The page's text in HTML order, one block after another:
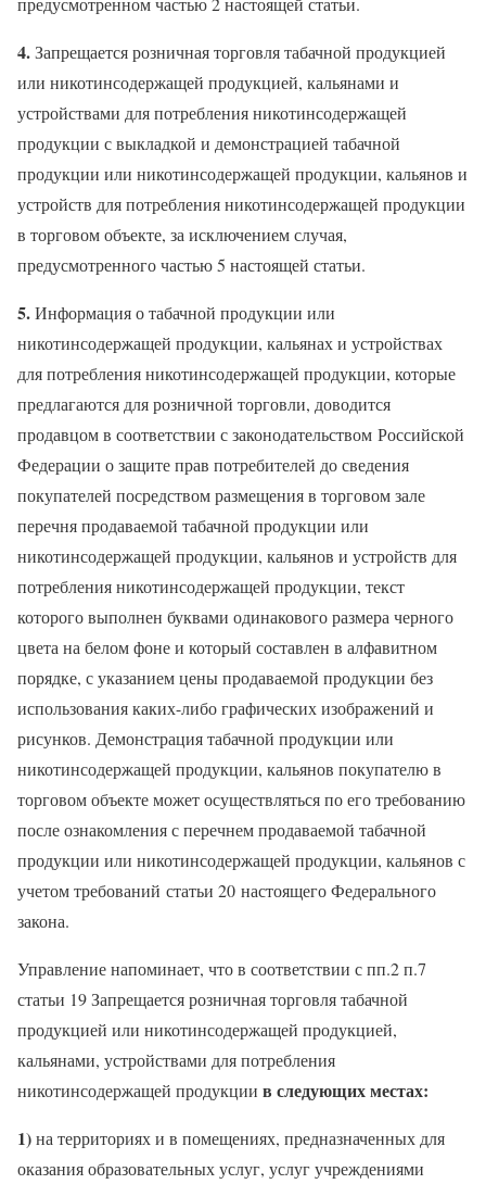
4.Запрещается розничная торговля табачной продукцией
или никотинсодержащей продукцией, кальянами и
устройствами для потребления никотинсодержащей
продукции с выкладкой и демонстрацией табачной
продукции или никотинсодержащей продукции, кальянов и
устройств для потребления никотинсодержащей продукции
в торговом объекте, за исключением случая,
предусмотренного частью 5 настоящей статьи.
5.Информация о табачной продукции или
никотинсодержащей продукции, кальянах и устройствах
для потребления никотинсодержащей продукции, которые
предлагаются для розничной торговли, доводится
продавцом в соответствии с законодательством Российской
Федерации о защите прав потребителей до сведения
покупателей посредством размещения в торговом зале
перечня продаваемой табачной продукции или
никотинсодержащей продукции, кальянов и устройств для
потребления никотинсодержащей продукции, текст
которого выполнен буквами одинакового размера черного
цвета на белом фоне и который составлен в алфавитном
порядке, с указанием цены продаваемой продукции без
использования каких-либо графических изображений и
рисунков. Демонстрация табачной продукции или
никотинсодержащей продукции, кальянов покупателю в
торговом объекте может осуществляться по его требованию
после ознакомления с перечнем продаваемой табачной
продукции или никотинсодержащей продукции, кальянов с
учетом требований статьи 20 настоящего Федерального
закона.
Управление напоминает, что в соответствии с пп.2 п.7
статьи 19 Запрещается розничная торговля табачной
продукцией или никотинсодержащей продукцией,
кальянами, устройствами для потребления
никотинсодержащей продукции в следующих местах:
1)на территориях и в помещениях, предназначенных для
оказания образовательных услуг, услуг учреждениями